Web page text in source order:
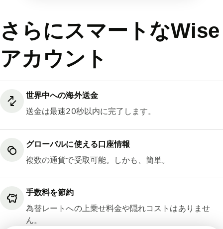
さらにスマートなWise
アカウント
世界中への海外送金
送金は最速20秒以内に完了します。
グローバルに使える口座情報
複数の通貨で受取可能。しかも、簡単。
手数料を節約
為替レートへの上乗せ料金や隠れコストはありませ
ん。